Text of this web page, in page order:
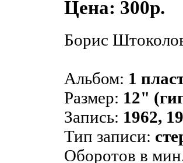
Цена: 300p.
Борис
Альбом: 1
Размер: 12"
Запись: 1962,
Тип записи:
Оборотов в